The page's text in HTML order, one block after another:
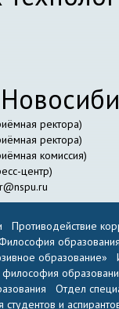
ректора)
ректора)
комиссия)
центр)
Противодействие
образование»
Отдел
и